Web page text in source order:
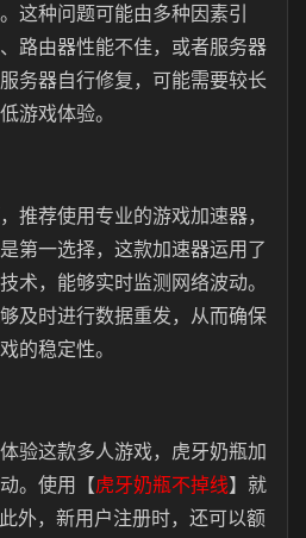
这种问题可能由多种因素引
路由器性能不佳，或者服务器
务器自行修复，可能需要较长
游戏体验。
推荐使用专业的游戏加速器，
第一选择， 这款加速器运用了
术，能够实时监测网络波动。
及时进行数据重发，从而确保
的稳定性。
验这款多人游戏，虎牙奶瓶加
。使用【虎牙奶瓶不掉线】就
外，新用户注册时，还可以额